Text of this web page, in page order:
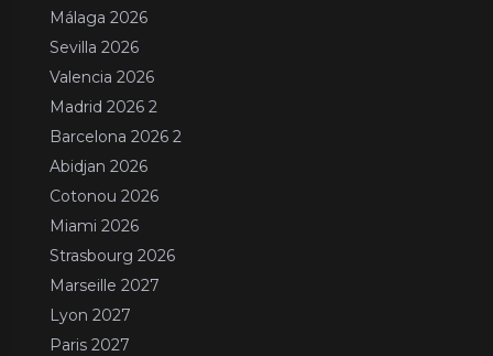
Málaga 2026
Sevilla 2026
Valencia 2026
Madrid 2026 2
Barcelona 2026 2
Abidjan 2026
Cotonou 2026
Miami 2026
Strasbourg 2026
Marseille 2027
Lyon 2027
Paris 2027